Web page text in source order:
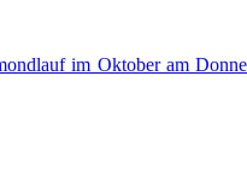
im Oktober am